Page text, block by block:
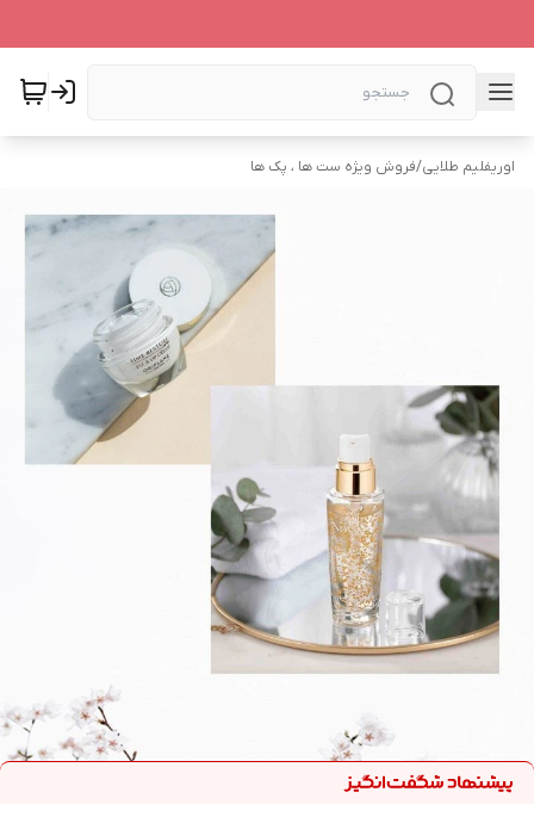
اوریفلیم طلایی/فروش ویژه ست ها ، پک ها